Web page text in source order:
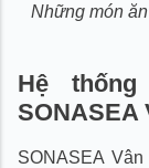
Những món
Hệ
SONASEA
SONASEA